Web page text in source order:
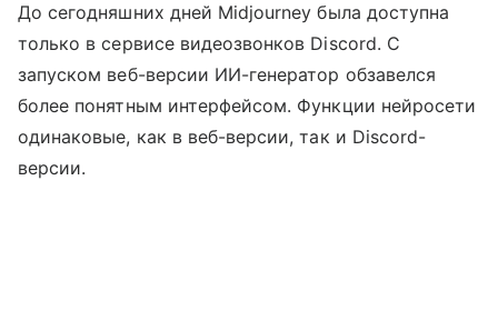
До сегодняшних дней Midjourney была доступна
только в сервисе видеозвонков Discord. С
запуском веб-версии ИИ-генератор обзавелся
более понятным интерфейсом. Функции нейросети
одинаковые, как в веб-версии, так и Discord-
версии.